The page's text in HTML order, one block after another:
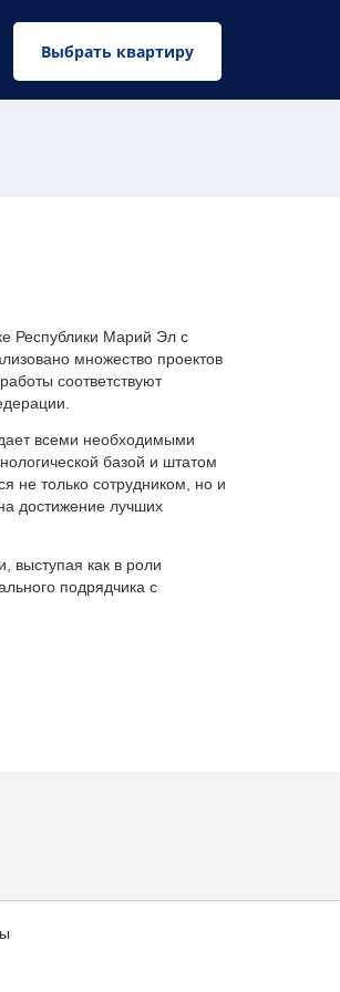
Выбрать квартиру
Республики Марий Эл с
множество проектов
соответствуют
всеми необходимыми
базой и штатом
не только сотрудником, но и
достижение лучших
выступая как в роли
подрядчика с